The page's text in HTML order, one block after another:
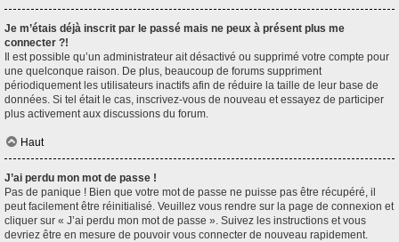
Je m’étais déjà inscrit par le passé mais ne peux à présent plus me
connecter ?!
Il est possible qu’un administrateur ait désactivé ou supprimé votre compte pour
une quelconque raison. De plus, beaucoup de forums suppriment
périodiquement les utilisateurs inactifs afin de réduire la taille de leur base de
données. Si tel était le cas, inscrivez-vous de nouveau et essayez de participer
plus activement aux discussions du forum.
Haut
J’ai perdu mon mot de passe !
Pas de panique ! Bien que votre mot de passe ne puisse pas être récupéré, il
peut facilement être réinitialisé. Veuillez vous rendre sur la page de connexion et
cliquer sur « J’ai perdu mon mot de passe ». Suivez les instructions et vous
devriez être en mesure de pouvoir vous connecter de nouveau rapidement.